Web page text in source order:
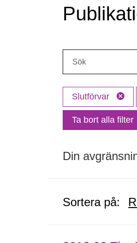
Slutförvar
Ta bort alla filter
Din
Sortera på: